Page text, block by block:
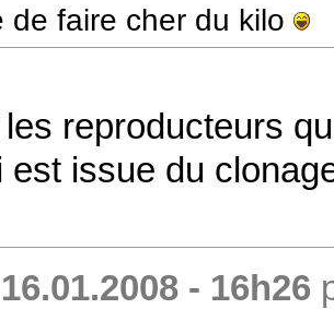
de faire cher du kilo
reproducteurs
est issue du
16.01.2008 - 16h26